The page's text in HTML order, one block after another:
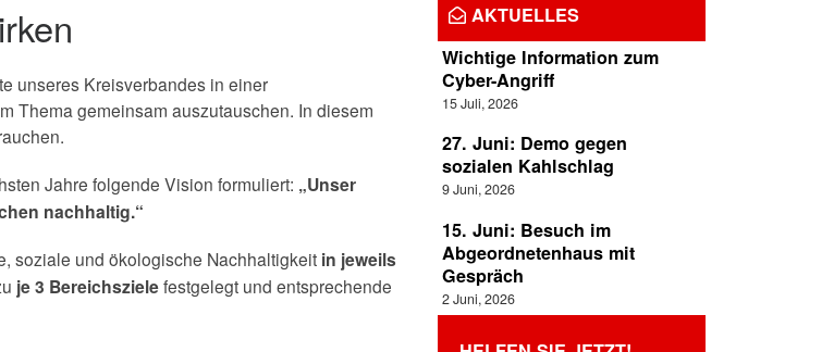
unseres Kreisverbandes in einer
Thema gemeinsam auszutauschen. In diesem
Jahre folgende Vision formuliert: „Unser
nachhaltig.“
soziale und ökologische Nachhaltigkeit in jeweils
je 3 Bereichszielefestgelegt und entsprechende
AKTUELLES
Wichtige Information zum
Cyber-Angriff
15 Juli, 2026
27. Juni: Demo gegen
sozialen Kahlschlag
9 Juni, 2026
15. Juni: Besuch im
Abgeordnetenhaus mit
Gespräch
2 Juni, 2026